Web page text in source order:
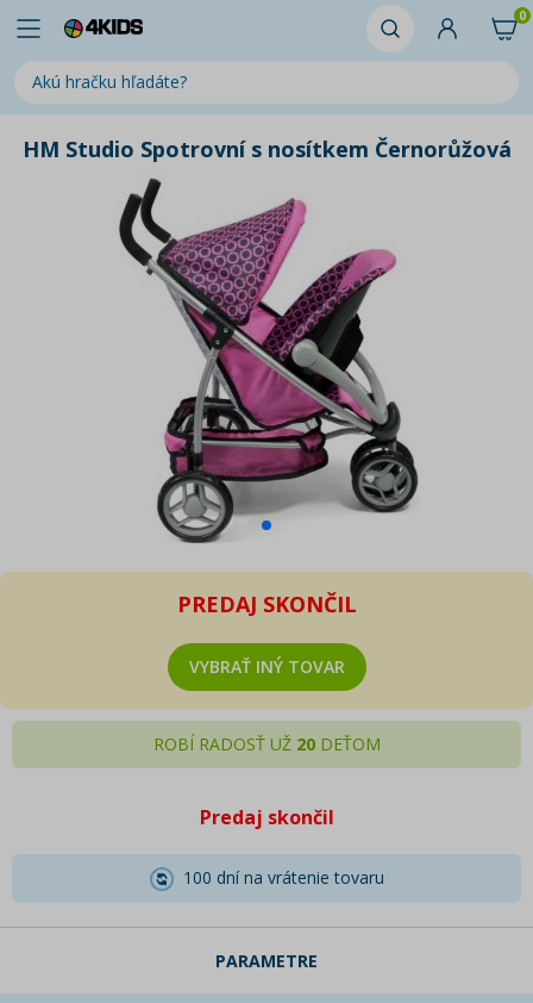
0
HM Studio Spotrovní s nosítkem Černorůžová
PREDAJ SKONČIL
VYBRAŤ INÝ TOVAR
ROBÍ RADOSŤ UŽ 20DEŤOM
Predaj skončil
100 dní na vrátenie tovaru
PARAMETRE